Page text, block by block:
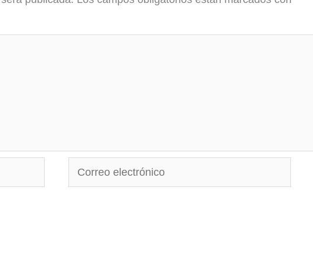
electrónico